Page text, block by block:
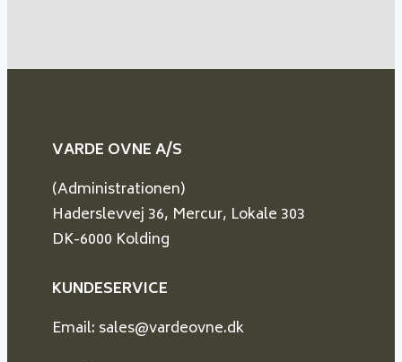
VARDE OVNE A/S
(Administrationen)
Haderslevvej 36, Mercur, Lokale 303
DK-6000 Kolding
KUNDESERVICE
Email: sales@vardeovne.dk